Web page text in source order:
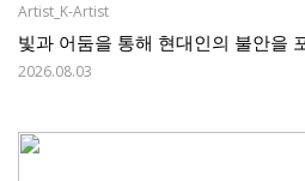
Artist_K-Artist
빛과 어둠을 통해 현대인의 불안을
2026.08.03